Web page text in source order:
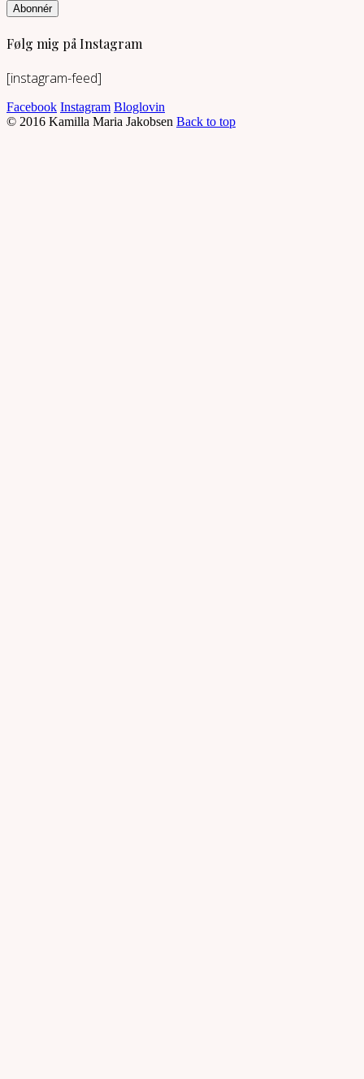
Abonnér
Følg mig på Instagram
[instagram-feed]
Facebook Instagram Bloglovin
© 2016 Kamilla Maria Jakobsen Back to top